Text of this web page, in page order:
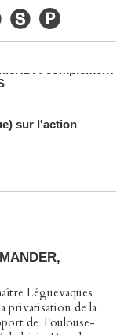
qui conteste
sur l'action
Léguevaques
privatisation de la
de Toulouse-